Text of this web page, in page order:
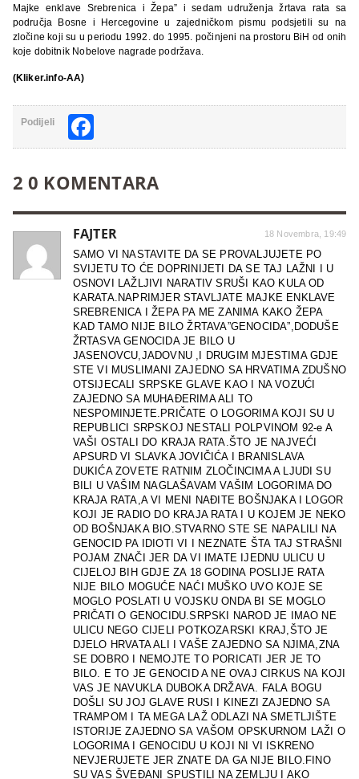
Majke enklave Srebrenica i Žepa” i sedam udruženja žrtava rata sa
područja Bosne i Hercegovine u zajedničkom pismu podsjetili su na
zločine koji su u periodu 1992. do 1995. počinjeni na prostoru BiH od onih
koje dobitnik Nobelove nagrade podržava.
(Kliker.info-AA)
Podijeli
2 0 KOMENTARA
FAJTER 18 Novembra, 19:49
SAMO VI NASTAVITE DA SE PROVALJUJETE PO
SVIJETU TO ĆE DOPRINIJETI DA SE TAJ LAŽNI I U
OSNOVI LAŽLJIVI NARATIV SRUŠI KAO KULA OD
KARATA.NAPRIMJER STAVLJATE MAJKE ENKLAVE
SREBRENICA I ŽEPA PA ME ZANIMA KAKO ŽEPA
KAD TAMO NIJE BILO ŽRTAVA”GENOCIDA”,DODUŠE
ŽRTASVA GENOCIDA JE BILO U
JASENOVCU,JADOVNU ,I DRUGIM MJESTIMA GDJE
STE VI MUSLIMANI ZAJEDNO SA HRVATIMA ZDUŠNO
OTSIJECALI SRPSKE GLAVE KAO I NA VOZUĆI
ZAJEDNO SA MUHAĐERIMA ALI TO
NESPOMINJETE.PRIČATE O LOGORIMA KOJI SU U
REPUBLICI SRPSKOJ NESTALI POLPVINOM 92-e A
VAŠI OSTALI DO KRAJA RATA.ŠTO JE NAJVEĆI
APSURD VI SLAVKA JOVIČIĆA I BRANISLAVA
DUKIĆA ZOVETE RATNIM ZLOČINCIMA A LJUDI SU
BILI U VAŠIM NAGLAŠAVAM VAŠIM LOGORIMA DO
KRAJA RATA,A VI MENI NAĐITE BOŠNJAKA I LOGOR
KOJI JE RADIO DO KRAJA RATA I U KOJEM JE NEKO
OD BOŠNJAKA BIO.STVARNO STE SE NAPALILI NA
GENOCID PA IDIOTI VI I NEZNATE ŠTA TAJ STRAŠNI
POJAM ZNAČI JER DA VI IMATE IJEDNU ULICU U
CIJELOJ BIH GDJE ZA 18 GODINA POSLIJE RATA
NIJE BILO MOGUĆE NAĆI MUŠKO UVO KOJE SE
MOGLO POSLATI U VOJSKU ONDA BI SE MOGLO
PRIČATI O GENOCIDU.SRPSKI NAROD JE IMAO NE
ULICU NEGO CIJELI POTKOZARSKI KRAJ,ŠTO JE
DJELO HRVATA ALI I VAŠE ZAJEDNO SA NJIMA,ZNA
SE DOBRO I NEMOJTE TO PORICATI JER JE TO
BILO. E TO JE GENOCID A NE OVAJ CIRKUS NA KOJI
VAS JE NAVUKLA DUBOKA DRŽAVA. FALA BOGU
DOŠLI SU JOJ GLAVE RUSI I KINEZI ZAJEDNO SA
TRAMPOM I TA MEGA LAŽ ODLAZI NA SMETLJIŠTE
ISTORIJE ZAJEDNO SA VAŠOM OPSKURNOM LAŽI O
LOGORIMA I GENOCIDU U KOJI NI VI ISKRENO
NEVJERUJETE JER ZNATE DA GA NIJE BILO.FINO
SU VAS ŠVEĐANI SPUSTILI NA ZEMLJU I AKO